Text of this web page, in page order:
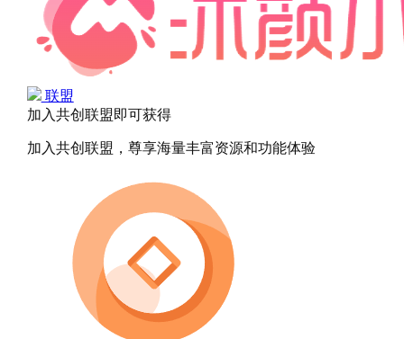
联盟
加入共创联盟即可获得
加入共创联盟，尊享海量丰富资源和功能体验